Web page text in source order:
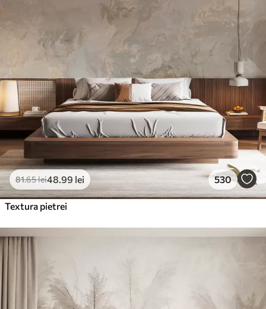
81.65lei48 .99 lei 530
Textura pietrei